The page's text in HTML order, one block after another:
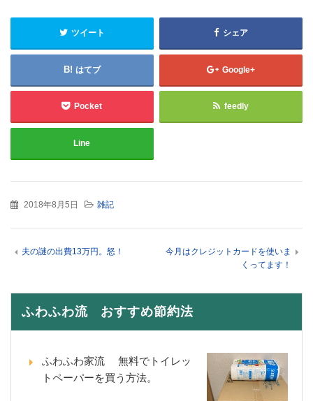
ツイート シェア
はてブ Google+
Pocket feedly
Line
2018年8月5日 雑記
夫の謎の出費13万円。怒！
今月はクレジットカードを使いま
くってます！
ふわふわ流 おすすめ節約法
ふわふわ家流 無料でトイレッ
トペーパーを買う方法。